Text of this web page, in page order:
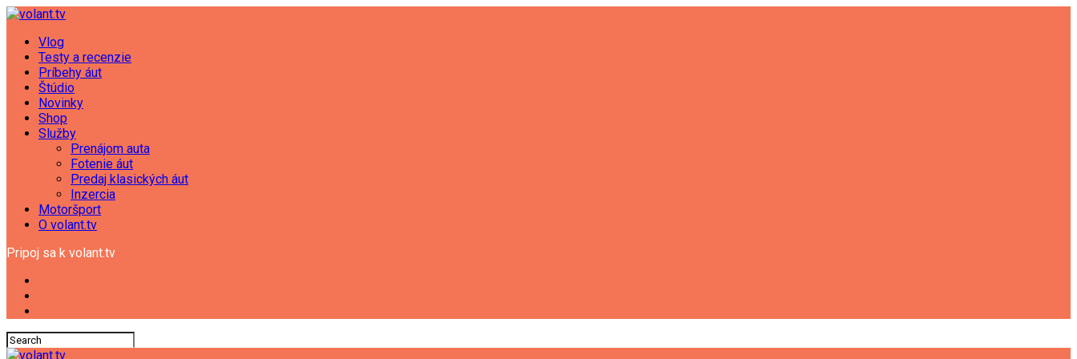
Vlog
Testy a recenzie
Príbehy áut
Štúdio
Novinky
Shop
Služby
Prenájom auta
Fotenie áut
Predaj klasických áut
Inzercia
Motoršport
O volant.tv
Pripoj sa k volant.tv